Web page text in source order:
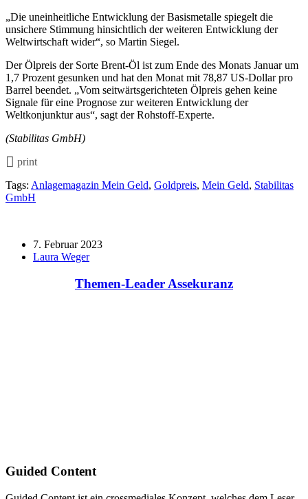
„Die uneinheitliche Entwicklung der Basismetalle spiegelt die
unsichere Stimmung hinsichtlich der weiteren Entwicklung der
Weltwirtschaft wider“, so Martin Siegel.
Der Ölpreis der Sorte Brent-Öl ist zum Ende des Monats Januar um
1,7 Prozent gesunken und hat den Monat mit 78,87 US-Dollar pro
Barrel beendet. „Vom seitwärtsgerichteten Ölpreis gehen keine
Signale für eine Prognose zur weiteren Entwicklung der
Weltkonjunktur aus“, sagt der Rohstoff-Experte.
(Stabilitas GmbH)
print
Tags: Anlagemagazin Mein Geld, Goldpreis, Mein Geld, Stabilitas
GmbH
7. Februar 2023
Laura Weger
Themen-Leader Assekuranz
Guided Content